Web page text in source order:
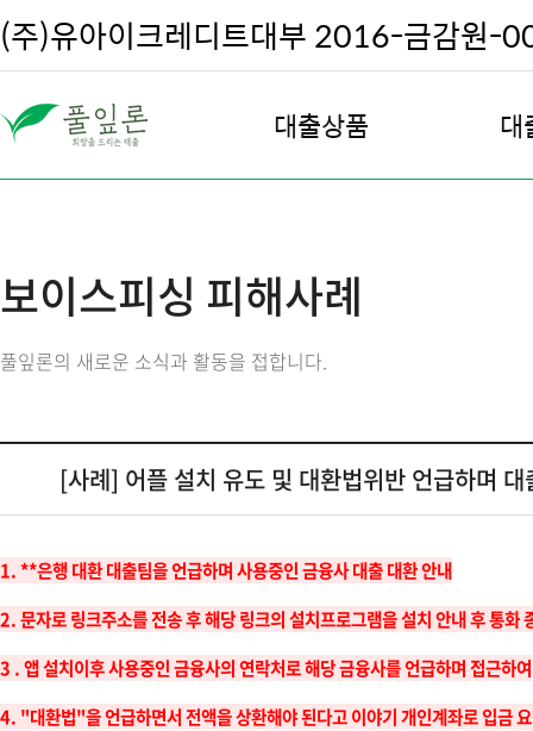
(주)유아이크레디트대부 2016-금감원
대출상품
주부 및 프리랜서 대출
전월세 담보 대출
회생, 파산, 신용회복 대출
우량고객 재대출
대
보이스피싱 피해사례
풀잎론의 새로운 소식과 활동을 접합니다.
[사례] 어플 설치 유도 및 대환법위반 언급하며
1. **은행 대환 대출팀을 언급하며 사용중인 금융사 대출 대환 안내
2. 문자로 링크주소를 전송 후 해당 링크의 설치프로그램을 설치 안내 후 통화
3 . 앱 설치이후 사용중인 금융사의 연락처로 해당 금융사를 언급하며 접근하여
4. "대환법"을 언급하면서 전액을 상환해야 된다고 이야기 개인계좌로 입금